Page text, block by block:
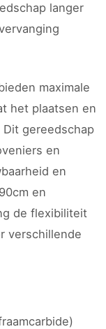
langer
maximale
het plaatsen en
gereedschap
en
en
en
de flexibiliteit
verschillende